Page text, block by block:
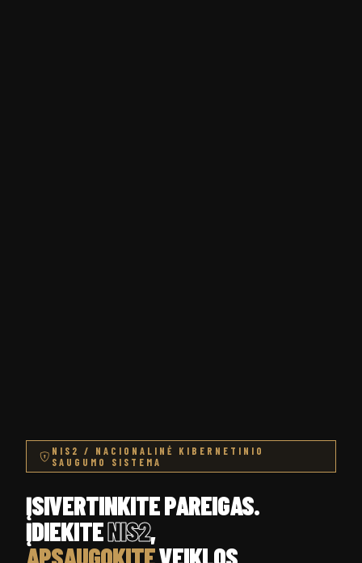
NIS2 / NACIONALINĖ KIBERNETINIO
SAUGUMO SISTEMA
ĮSIVERTINKITE PAREIGAS.
ĮDIEKITENIS2,
APSAUGOKITEVEIKLOS